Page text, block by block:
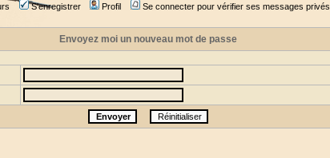
S'enregistrer Profil Se connecter pour vérifier ses messages privés
Envoyez moi un nouveau mot de passe